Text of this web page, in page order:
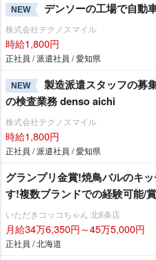
NEW デンソーの工場で自動
株式会社テクノスマイル
時給1,800円
正社員 / 派遣社員 / 愛知県
NEW
製造派遣スタッフの募
の検査業務 denso aichi
株式会社テクノスマイル
時給1,800円
正社員 / 派遣社員 / 愛知県
グランプリ金賞!焼鳥バルのキ
す!複数ブランドでの経験可能/
いただきコッコちゃん 北8条店
月給34万6,350円～45万5,000円
正社員 / 北海道